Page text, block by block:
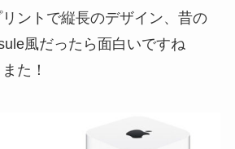
ントで縦長のデザイン、昔の
風だったら面白いですね
た！